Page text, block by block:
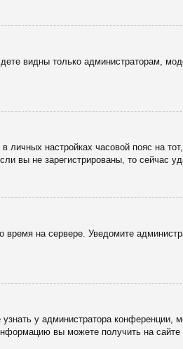
видны только администраторам,
настройках часовой пояс на
вы не зарегистрированы, то сейчас
на сервере. Уведомите
у администратора конференции,
вы можете получить на сайте